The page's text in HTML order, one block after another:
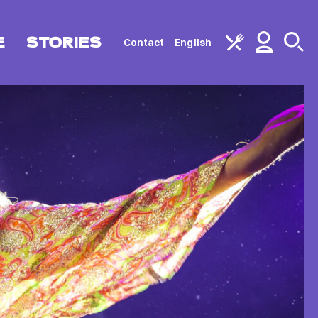
STORIES Contact English